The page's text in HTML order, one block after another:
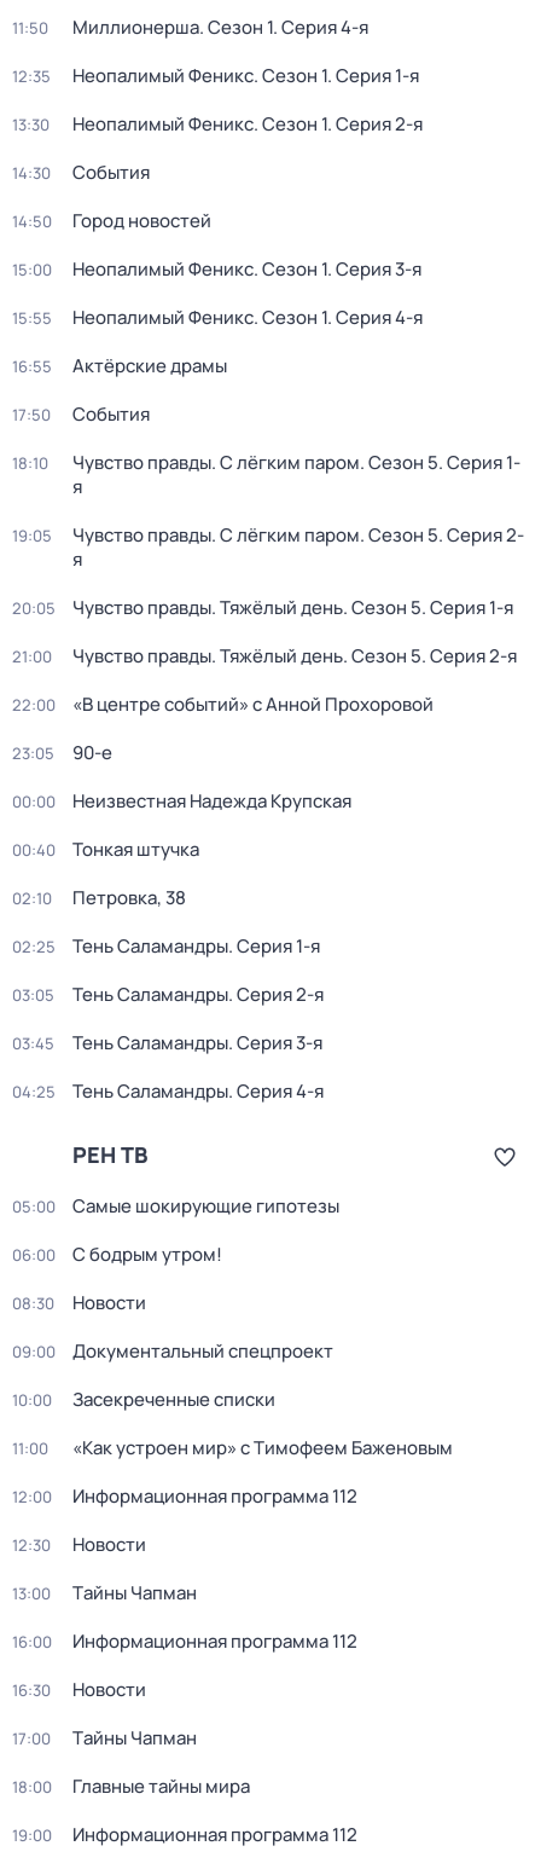
11:50 Миллионерша. Сезон 1. Серия 4-я
12:35 Неопалимый Феникс. Сезон 1. Серия 1-я
13:30 Неопалимый Феникс. Сезон 1. Серия 2-я
14:30 События
14:50 Город новостей
15:00 Неопалимый Феникс. Сезон 1. Серия 3-я
15:55 Неопалимый Феникс. Сезон 1. Серия 4-я
16:55 Актёрские драмы
17:50 События
18:10 Чувство правды. С лёгким паром. Сезон 5. Серия 1-
я
19:05 Чувство правды. С лёгким паром. Сезон 5. Серия 2-
я
20:05 Чувство правды. Тяжёлый день. Сезон 5. Серия 1-я
21:00 Чувство правды. Тяжёлый день. Сезон 5. Серия 2-я
22:00 «В центре событий» с Анной Прохоровой
23:05 90-е
00:00 Неизвестная Надежда Крупская
00:40 Тонкая штучка
02:10 Петровка, 38
02:25 Тень Саламандры. Серия 1-я
03:05 Тень Саламандры. Серия 2-я
03:45 Тень Саламандры. Серия 3-я
04:25 Тень Саламандры. Серия 4-я
РЕН ТВ
05:00 Самые шoкиpующие гипотезы
06:00 С бодрым утром!
08:30 Новости
09:00 Документальный спецпроект
10:00 Заcекрeченные списки
11:00 «Как устроен мир» с Тимофеем Баженовым
12:00 Информационная программа 112
12:30 Новости
13:00 Тaйны Чапман
16:00 Информационная программа 112
16:30 Новости
17:00 Тaйны Чапман
18:00 Главные тайны мира
19:00 Информационная программа 112